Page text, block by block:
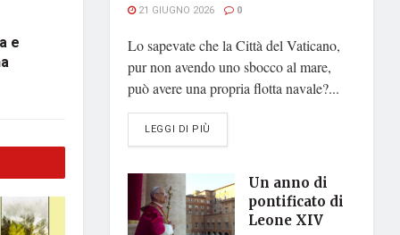
e
21 GIUGNO 2026
0
Lo sapevate che la Città del Vaticano,
pur non avendo uno sbocco al mare,
può avere una propria flotta navale?...
LEGGI DI PIÙ
Un anno di
pontificato di
Leone XIV